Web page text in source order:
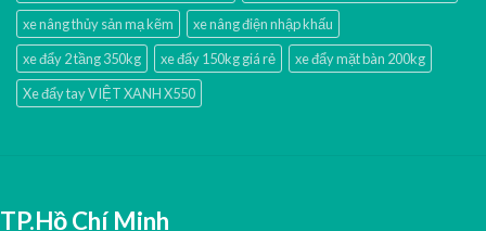
xe nâng thủy sản mạ kẽm
xe nâng điện nhập khấu
xe đẩy 2 tầng 350kg
xe đẩy 150kg giá rẻ
xe đẩy mặt bàn 200kg
Xe đẩy tay VIỆT XANH X550
TP.Hồ Chí Minh